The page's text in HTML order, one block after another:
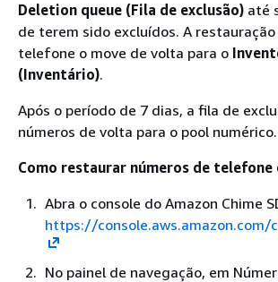
Deletion queue (Fila de exclusão) até
de terem sido excluídos. A
telefone o move de volta para o
(Inventário).
Após o período de 7 dias, a fila de
números de volta para o pool numérico.
Como restaurar números de telefone
Abra o console do Amazon Chime
https://console.aws.amazon.com/
No painel de navegação, em